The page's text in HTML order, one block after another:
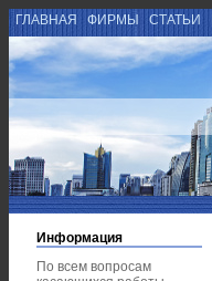
ГЛАВНАЯ ФИРМЫ СТАТЬИ
Информация
По всем вопросам